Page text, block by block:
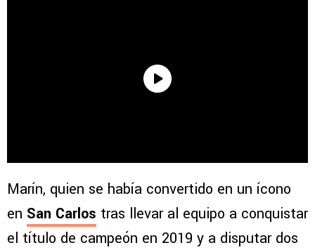
Marín, quien se había convertido en un ícono
en San Carlos tras llevar al equipo a conquistar
el título de campeón en 2019 y a disputar dos